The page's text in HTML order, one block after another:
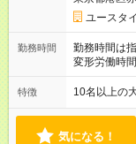
り 試用期間
す。
ユースタ
勤務時間
勤務時間は
変形労働時間制 想
00の間で7.5時間勤務
の15時間勤務／休憩２時間 ※
間程度）
特徴 10名以上の
気になる！